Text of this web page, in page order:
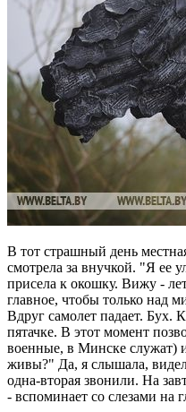
В тот страшный день
смотрела за внучкой. "Я ее
присела к окошку. Вижу -
главное, чтобы только над
Вдруг самолет падает. Бух.
пятачке. В этот момент
военные, в Минске служат)
живы?" Да, я слышала,
одна-вторая звонили. На
- вспоминает со слезами на